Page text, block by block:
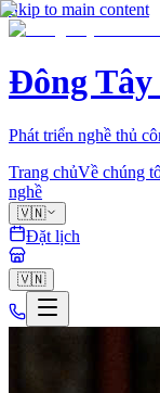
Skip to main content
Đông Tây
Phát triển nghề thủ
Trang chủVề chúng
nghề
🇻🇳
Đặt lịch
🇻🇳